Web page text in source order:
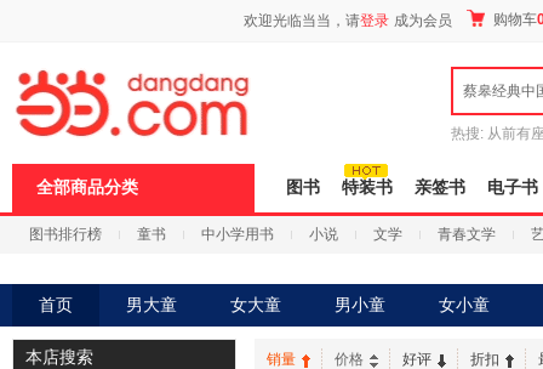
欢迎光临当当，请登录 成为会员 购物车
蔡皋经典中
热搜: 从前有
全部商品分类 图书 特装书 亲签书 电子书
图书排行榜 童书 中小学用书 小说 文学 青春文学
首页 男大童 女大童 男小童 女小童
本店搜索 销量 价格 好评 折扣
页
浪